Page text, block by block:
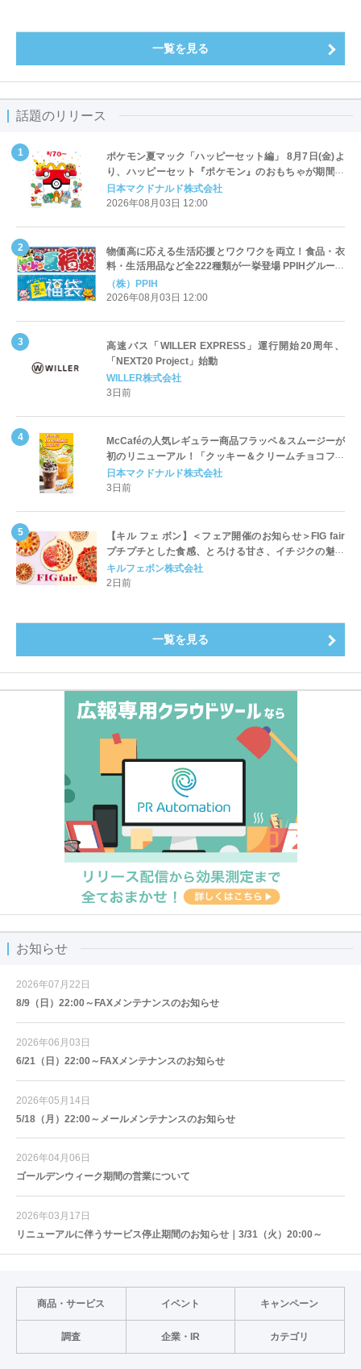
一覧を見る
話題のリリース
ポケモン夏マック「ハッピーセット編」 8月7日(金)よ
り、ハッピーセット『ポケモン』のおもちゃが期間限
定登場
日本マクドナルド株式会社
2026年08月03日 12:00
物価高に応える生活応援とワクワクを両立！食品・衣
料・生活用品など全222種類が一挙登場 PPIHグループ
「夏福袋」＆セール 8月6日(木)より順次スタート
（株）PPIH
2026年08月03日 12:00
高速バス「WILLER EXPRESS」運行開始20周年、
「NEXT20 Project」始動
WILLER株式会社
3日前
McCaféの人気レギュラー商品フラッペ＆スムージーが
初のリニューアル！「クッキー＆クリームチョコフラ
ッペ」「マンゴースムージー」8月5日（水）から販売
開始
日本マクドナルド株式会社
3日前
【キル フェ ボン】＜フェア開催のお知らせ＞FIG fair
プチプチとした食感、とろける甘さ、イチジクの魅力
をたっぷりと。新作を含め、イチジク尽くしの全4種が
登場8月20日（木）スタート
キルフェボン株式会社
2日前
一覧を見る
お知らせ
2026年07月22日
8/9（日）22:00～FAXメンテナンスのお知らせ
2026年06月03日
6/21（日）22:00～FAXメンテナンスのお知らせ
2026年05月14日
5/18（月）22:00～メールメンテナンスのお知らせ
2026年04月06日
ゴールデンウィーク期間の営業について
2026年03月17日
リニューアルに伴うサービス停止期間のお知らせ｜3/31（火）20:00～
商品・サービス イベント キャンペーン
調査 企業・IR カテゴリ